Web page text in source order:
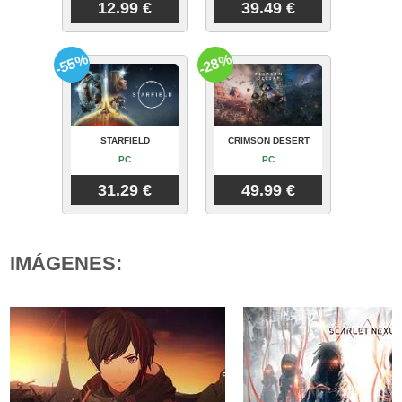
12.99 € 39.49 €
STARFIELD
PC
31.29 €
-55%
CRIMSON DESERT
PC
49.99 €
-28%
IMÁGENES: